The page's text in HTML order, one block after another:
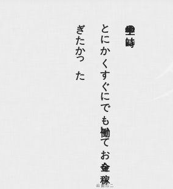
中学生の時は、
と
に
か
く
す
ぐ
に
で
も
働い
て
お
金を
稼
ぎ
た
か
っ
た
前田裕二